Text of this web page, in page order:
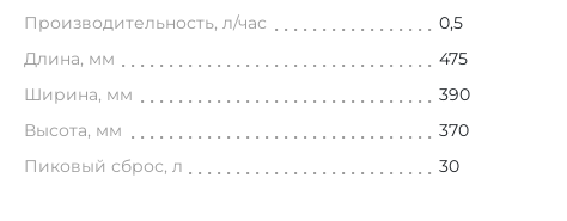
Производительность, л/час
0,5
Длина, мм
475
Ширина, мм
390
Высота, мм
370
Пиковый сброс, л
30